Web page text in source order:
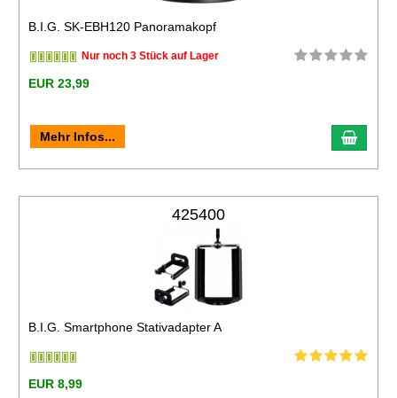
B.I.G. SK-EBH120 Panoramakopf
Nur noch 3 Stück auf Lager
EUR 23,99
Mehr Infos...
425400
B.I.G. Smartphone Stativadapter A
EUR 8,99